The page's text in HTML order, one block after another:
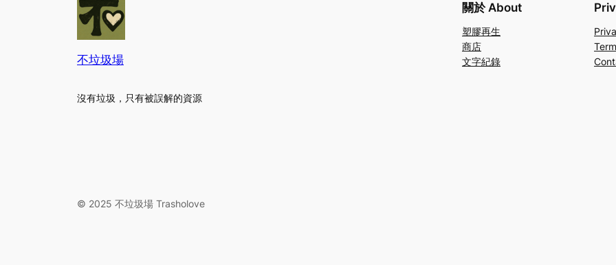
不垃圾場
沒有垃圾，只有被誤解的資源
關於 About
塑膠再生
商店
文字紀錄
© 2025 不垃圾場 Trasholove